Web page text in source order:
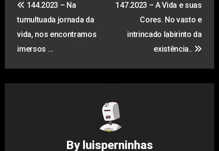
de
artigos
144.2023 – Na
tumultuada jornada da
vida, nos encontramos
imersos …
147.2023 – A Vida e suas
Cores. No vasto e
intrincado labirinto da
existência..
By luisperninhas